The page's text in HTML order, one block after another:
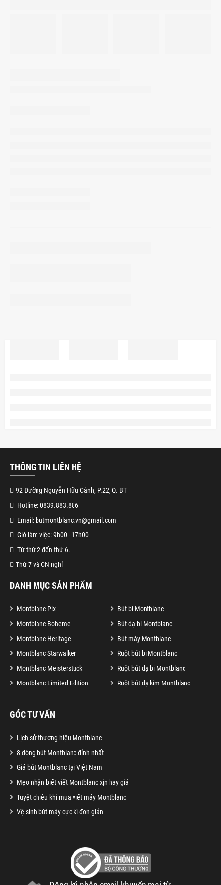
THÔNG TIN LIÊN HỆ
92 Đường Nguyễn Hữu Cảnh, P.22, Q. BT
Hotline: 0839.883.886
Email: butmontblanc.vn@gmail.com
Giờ làm việc: 9h00 - 17h00
Từ thứ 2 đến thứ 6.
Thứ 7 và CN nghỉ
DANH MỤC SẢN PHẨM
Montblanc Pix
Bút bi Montblanc
Montblanc Boheme
Bút dạ bi Montblanc
Montblanc Heritage
Bút máy Montblanc
Montblanc Starwalker
Ruột bút bi Montblanc
Montblanc Meisterstuck
Ruột bút dạ bi Montblanc
Montblanc Limited Edition
Ruột bút dạ kim Montblanc
GÓC TƯ VẤN
Lịch sử thương hiệu Montblanc
8 dòng bút Montblanc đỉnh nhất
Giá bút Montblanc tại Việt Nam
Mẹo nhận biết viết Montblanc xịn hay giả
Tuyệt chiêu khi mua viết máy Montblanc
Vệ sinh bút máy cực kì đơn giản